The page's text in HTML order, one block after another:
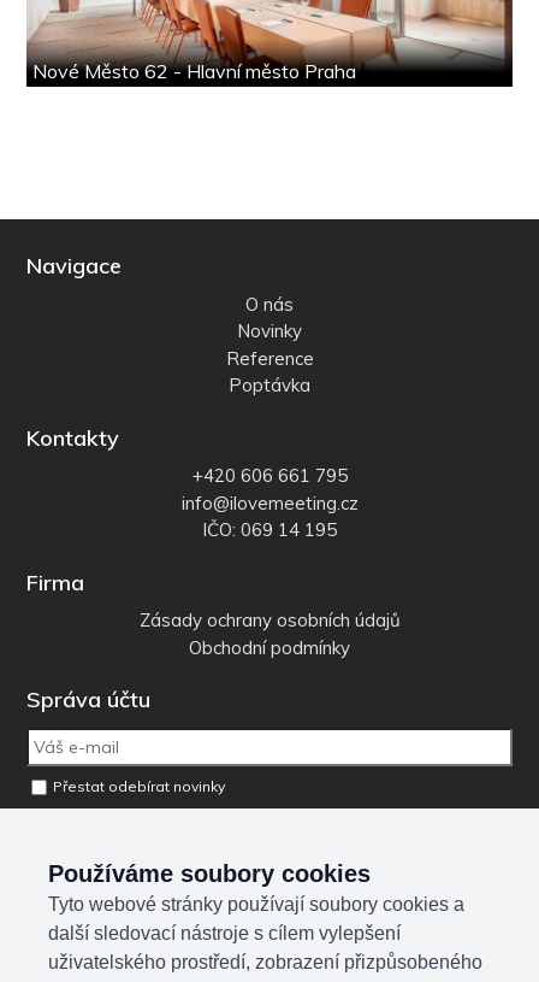
Nové Město 62 - Hlavní město Praha
Navigace
O nás
Novinky
Reference
Poptávka
Kontakty
+420 606 661 795
info@ilovemeeting.cz
IČO: 069 14 195
Firma
Zásady ochrany osobních údajů
Obchodní podmínky
Správa účtu
Přestat odebírat novinky
Sociální sítě
Používáme soubory cookies
Tyto webové stránky používají soubory cookies a
další sledovací nástroje s cílem vylepšení
uživatelského prostředí, zobrazení přizpůsobeného